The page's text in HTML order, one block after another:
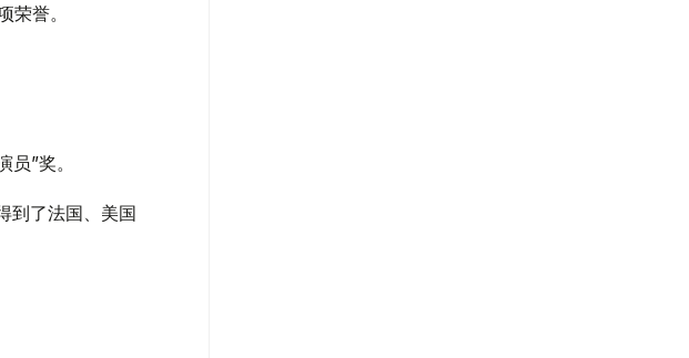
誉。
”奖。
到了法国、美国